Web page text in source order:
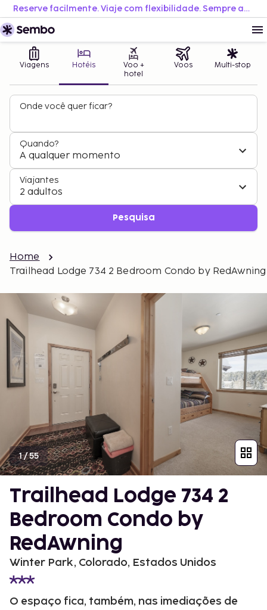
Reserve facilmente. Viaje com flexibilidade. Sempre ao melhor preço.
Viagens Hotéis
Voo +
hotel
Voos Multi-stop
Onde você quer ficar?
Quando?
A qualquer momento
Viajantes
2 adultos
Pesquisa
Home
Trailhead Lodge 734 2 Bedroom Condo by RedAwning
1/55
Trailhead Lodge 734 2
Bedroom Condo by
RedAwning
Winter Park, Colorado, Estados Unidos
O espaço fica, também, nas imediações de